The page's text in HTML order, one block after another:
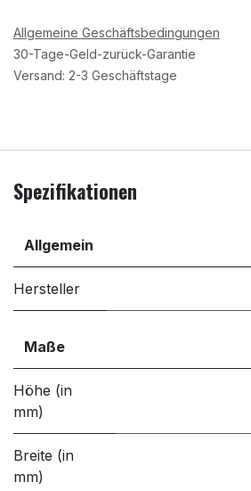
Allgemeine Geschäftsbedingungen
30-Tage-Geld-zurück-Garantie
Versand: 2-3 Geschäftstage
Spezifikationen
Allgemein
Hersteller
Maße
Höhe (in
mm)
Breite (in
mm)